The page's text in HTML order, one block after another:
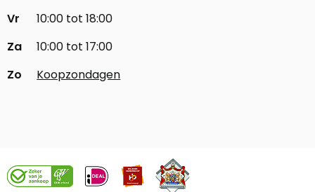
Vr
10:00 tot 18:00
Za
10:00 tot 17:00
Zo
Koopzondagen